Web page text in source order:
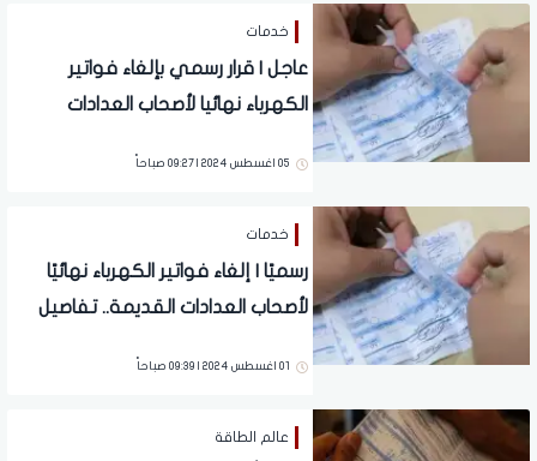
خدمات
عاجل | قرار رسمي بإلغاء فواتير
الكهرباء نهائيا لأصحاب العدادات
05 اغسطس 2024 | 09:27 صباحاً
خدمات
رسميًا | إلغاء فواتير الكهرباء نهائيًا
لأصحاب العدادات القديمة.. تفاصيل
01 اغسطس 2024 | 09:39 صباحاً
عالم الطاقة